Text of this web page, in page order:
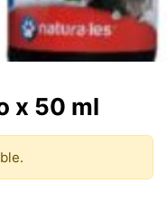
x 50 ml